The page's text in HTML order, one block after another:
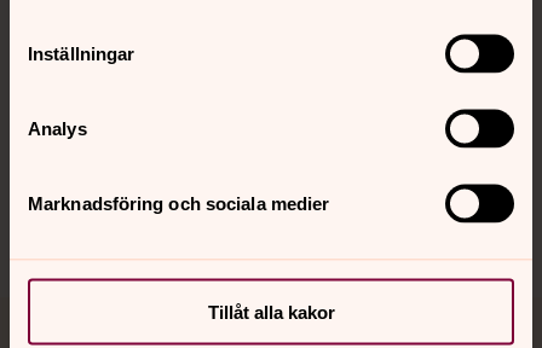
Inställningar
Analys
Marknadsföring och sociala medier
Tillåt alla kakor
Hitta snabbt